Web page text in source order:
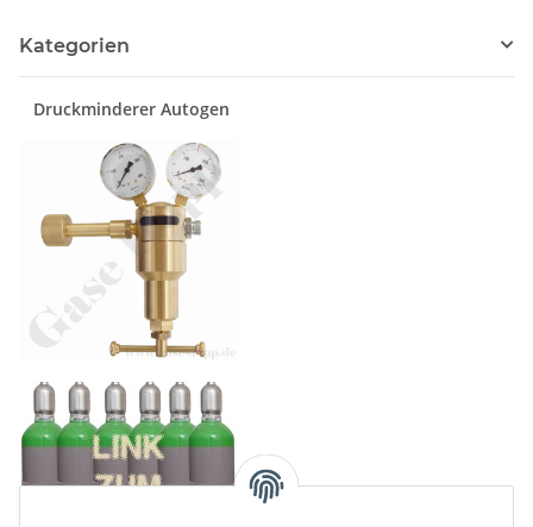
Kategorien
Druckminderer Autogen